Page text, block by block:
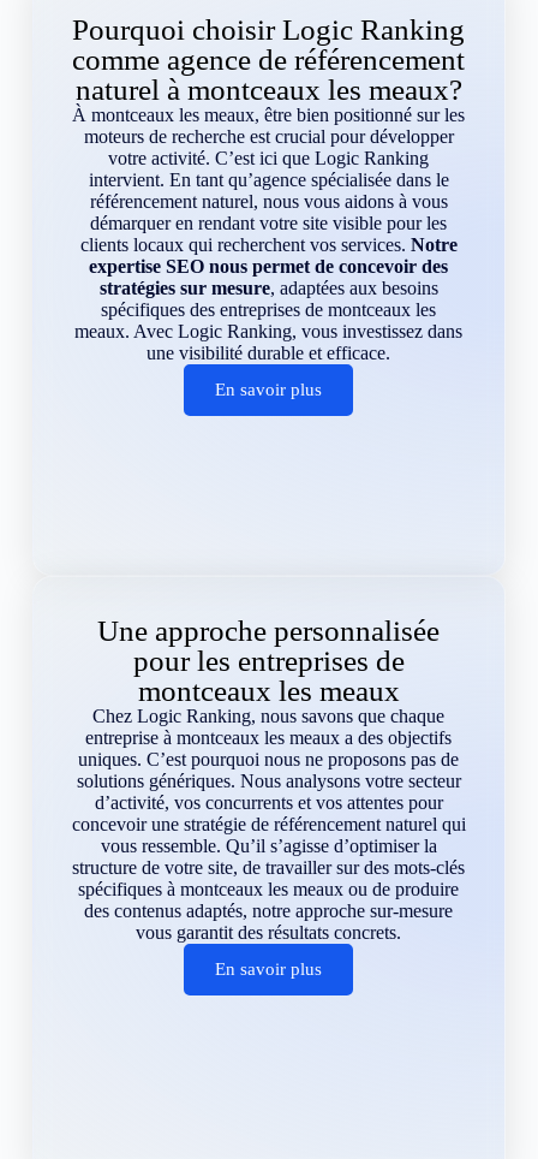
Pourquoi choisir Logic Ranking
comme agence de référencement
naturel à montceaux les meaux?
À montceaux les meaux, être bien positionné sur les
moteurs de recherche est crucial pour développer
votre activité. C’est ici que Logic Ranking
intervient. En tant qu’agence spécialisée dans le
référencement naturel, nous vous aidons à vous
démarquer en rendant votre site visible pour les
clients locaux qui recherchent vos services. Notre
expertise SEO nous permet de concevoir des
stratégies sur mesure, adaptées aux besoins
spécifiques des entreprises de montceaux les
meaux. Avec Logic Ranking, vous investissez dans
une visibilité durable et efficace.
En savoir plus
Une approche personnalisée
pour les entreprises de
montceaux les meaux
Chez Logic Ranking, nous savons que chaque
entreprise à montceaux les meaux a des objectifs
uniques. C’est pourquoi nous ne proposons pas de
solutions génériques. Nous analysons votre secteur
d’activité, vos concurrents et vos attentes pour
concevoir une stratégie de référencement naturel qui
vous ressemble. Qu’il s’agisse d’optimiser la
structure de votre site, de travailler sur des mots-clés
spécifiques à montceaux les meaux ou de produire
des contenus adaptés, notre approche sur-mesure
vous garantit des résultats concrets.
En savoir plus